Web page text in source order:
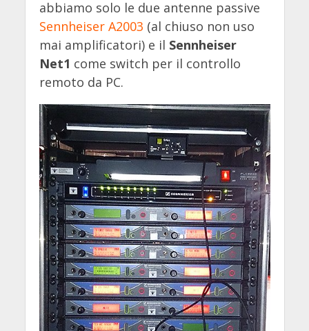
abbiamo solo le due antenne passive
Sennheiser A2003 (al chiuso non uso
mai amplificatori) e il Sennheiser
Net1 come switch per il controllo
remoto da PC.